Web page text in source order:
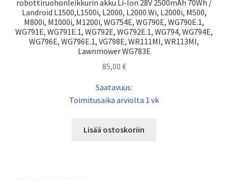
robottiruohonleikkurin akku Li-Ion 28V 2500mAh 70Wh /
Landroid L1500,L1500i, L2000, L2000 Wi, L2000i, M500,
M800i, M1000i, M1200i, WG754E, WG790E, WG790E.1,
WG791E, WG791E.1, WG792E, WG792E.1, WG794, WG794E,
WG796E, WG796E.1, VG798E, WR111MI, WR113MI,
Lawnmower WG783E
85,00 €
Saatavuus:
Toimitusaika arviolta 1 vk
Lisää ostoskoriin